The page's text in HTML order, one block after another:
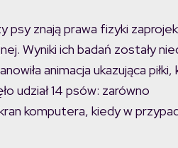
psy znają prawa fizyki
Wyniki ich badań zostały
animacja ukazująca
udział 14 psów: zarówno
komputera, kiedy w